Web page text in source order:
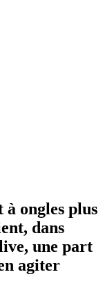
ongles plus
dans
une part
agiter